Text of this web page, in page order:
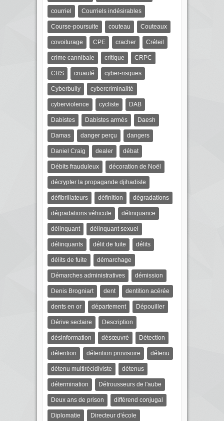
courriel Courriels indésirables
Course-poursuite couteau Couteaux
covoiturage CPE cracher Créteil
crime cannibale critique CRPC
CRS cruauté cyber-risques
Cyberbully cybercriminalité
cyberviolence cycliste DAB
Dabistes Dabistes armés Daesh
Damas danger perçu dangers
Daniel Craig dealer débat
Débits frauduleux décoration de Noël
décrypter la propagande djihadiste
défibrillateurs définition dégradations
dégradations véhicule délinquance
délinquant délinquant sexuel
délinquants délit de fuite délits
délits de fuite démarchage
Démarches administratives démission
Denis Brogniart dent dentition acérée
dents en or département Dépouiller
Dérive sectaire Description
désinformation désœuvré Détection
détention détention provisoire détenu
détenu multirécidiviste détenus
détermination Détrousseurs de l'aube
Deux ans de prison différend conjugal
Diplomatie Directeur d'école